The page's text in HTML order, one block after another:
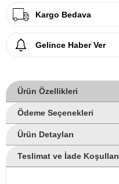
Kargo Bedava
Gelince Haber Ver
Ürün Özellikleri
Ödeme Seçenekleri
Ürün Detayları
Teslimat ve İade Koşulları